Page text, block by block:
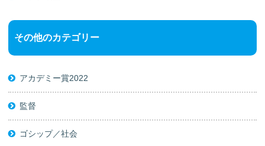
その他のカテゴリー
アカデミー賞2022
監督
ゴシップ／社会